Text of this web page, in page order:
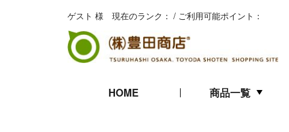
ゲスト 様 現在のランク： / ご利用可能ポイント：
HOME 商品一覧